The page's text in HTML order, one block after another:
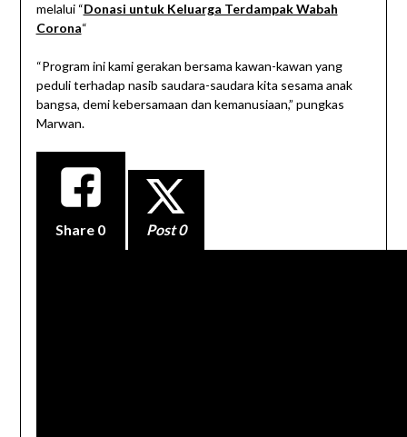
melalui “Donasi untuk Keluarga Terdampak Wabah
Corona“
“Program ini kami gerakan bersama kawan-kawan yang
peduli terhadap nasib saudara-saudara kita sesama anak
bangsa, demi kebersamaan dan kemanusiaan,” pungkas
Marwan.
Share 0 Post 0